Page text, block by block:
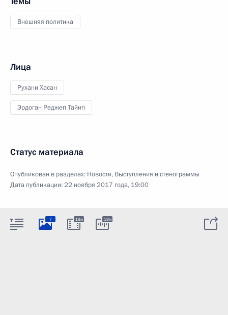
Внешняя политика
Лица
Рухани Хасан
Эрдоган Реджеп Тайип
Статус материала
Опубликован в разделах: Новости, Выступления и стенограммы
Дата публикации:22 ноября 2017 года, 19:00
7 18м 18м